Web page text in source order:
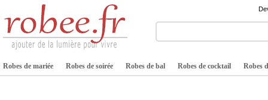
Robes de mariée Robes de soirée Robes de bal Robes de cocktail Robes